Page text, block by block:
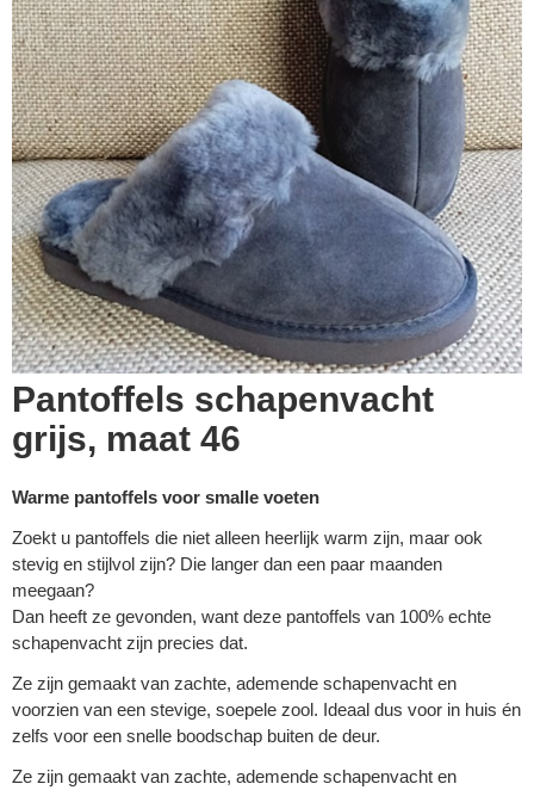
Pantoffels schapenvacht
grijs, maat 46
Warme pantoffels voor smalle voeten
Zoekt u pantoffels die niet alleen heerlijk warm zijn, maar ook
stevig en stijlvol zijn? Die langer dan een paar maanden
meegaan?
Dan heeft ze gevonden, want deze pantoffels van 100% echte
schapenvacht zijn precies dat.
Ze zijn gemaakt van zachte, ademende schapenvacht en
voorzien van een stevige, soepele zool. Ideaal dus voor in huis én
zelfs voor een snelle boodschap buiten de deur.
Ze zijn gemaakt van zachte, ademende schapenvacht en